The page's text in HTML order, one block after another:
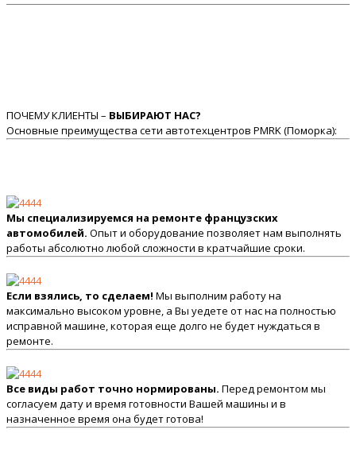
ПОЧЕМУ КЛИЕНТЫ – ВЫБИРАЮТ НАС?
Основные преимущества сети автотехцентров PMRK (Поморка):
Мы специализируемся на ремонте французских
автомобилей. Опыт и оборудование позволяет нам выполнять
работы абсолютно любой сложности в кратчайшие сроки.
Если взялись, то сделаем! Мы выполним работу на
максимально высоком уровне, а Вы уедете от нас на полностью
исправной машине, которая еще долго не будет нуждаться в
ремонте.
Все виды работ точно нормированы. Перед ремонтом мы
согласуем дату и время готовности Вашей машины и в
назначенное время она будет готова!